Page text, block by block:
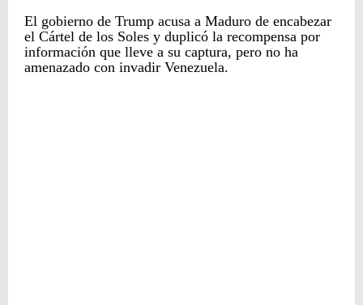
El gobierno de Trump acusa a Maduro de encabezar
el Cártel de los Soles y duplicó la recompensa por
información que lleve a su captura, pero no ha
amenazado con invadir Venezuela.